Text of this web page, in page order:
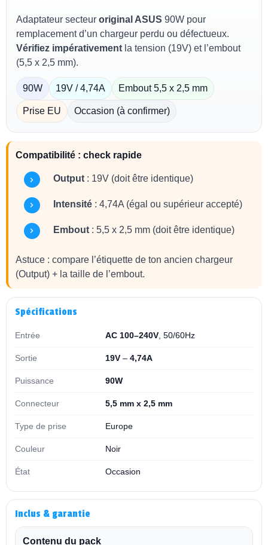
Adaptateur secteur original ASUS 90W pour
remplacement d’un chargeur perdu ou défectueux.
Vérifiez impérativement la tension (19V) et l’embout
(5,5 x 2,5 mm).
90W 19V / 4,74A Embout 5,5 x 2,5 mm
Prise EU Occasion (à confirmer)
Compatibilité : check rapide
Output : 19V (doit être identique)
Intensité : 4,74A (égal ou supérieur accepté)
Embout : 5,5 x 2,5 mm (doit être identique)
Astuce : compare l’étiquette de ton ancien chargeur
(Output) + la taille de l’embout.
Spécifications
Entrée AC 100–240V, 50/60Hz
Sortie 19V – 4,74A
Puissance 90W
Connecteur 5,5 mm x 2,5 mm
Type de prise Europe
Couleur Noir
État Occasion
Inclus & garantie
Contenu du pack